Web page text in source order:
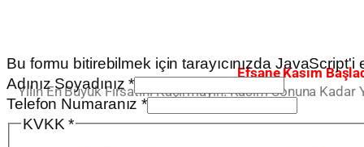
Efsane Kasım
Yılın En Büyük Fırsatını Kaçırmayın. Kasım Sonuna
Bu formu bitirebilmek için tarayıcınızda JavaScript'i
Soyadınız
KVKK
Numaranız
Adınız Soyadınız*
Telefon Numaranız*
KVKK*